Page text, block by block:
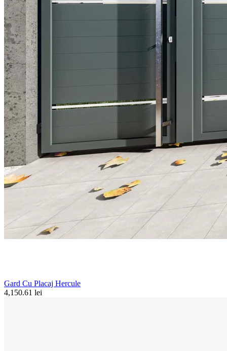
Gard Cu Placaj Hercule
4,150.61 lei